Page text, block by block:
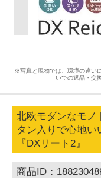
※写真と現物では、環境の違い
いでの返品・交
北欧モダンなモノ
タン入りで心地
『DXリート2』
商品ID：